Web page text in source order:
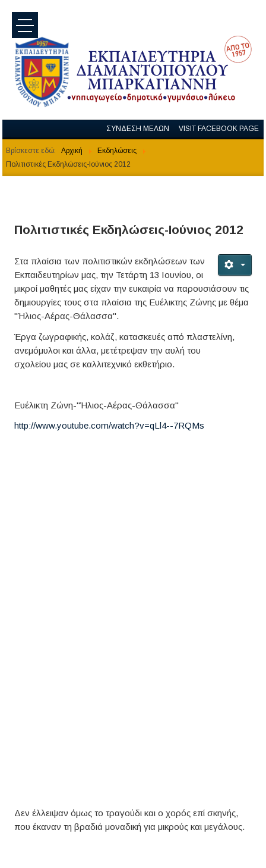
ΣΥΝΔΕΣΗ ΜΕΛΩΝ VISIT FACEBOOK PAGE
Βρίσκεστε εδώ: Αρχική
Εκδηλώσεις
Πολιτιστικές Εκδηλώσεις-Ιούνιος 2012
Πολιτιστικές Εκδηλώσεις-Ιούνιος 2012
Στα πλαίσια των πολιτιστικών εκδηλώσεων των
Εκπαιδευτηρίων μας, την Τετάρτη 13 Ιουνίου, οι
μικροί μαθητές μας είχαν την ευκαιρία να παρουσιάσουν τις
δημιουργίες τους στα πλαίσια της Ευέλικτης Ζώνης με θέμα
"Ήλιος-Αέρας-Θάλασσα".
Έργα ζωγραφικής, κολάζ, κατασκευές από πλαστελίνη,
ανεμόμυλοι και άλλα, μετέτρεψαν την αυλή του
σχολείου μας σε καλλιτεχνικό εκθετήριο.
Ευέλικτη Ζώνη-"Ήλιος-Αέρας-Θάλασσα"
http://www.youtube.com/watch?v=qLl4--7RQMs
Δεν έλλειψαν όμως το τραγούδι και ο χορός επί σκηνής,
που έκαναν τη βραδιά μοναδική για μικρούς και μεγάλους.